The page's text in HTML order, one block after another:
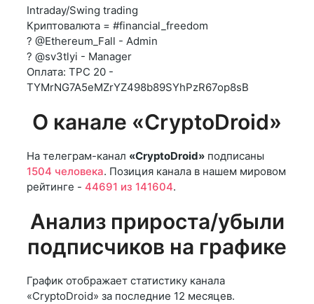
Intraday/Swing trading
Криптовалюта = #financial_freedom
? @Ethereum_Fall - Admin
? @sv3tlyi - Manager
Оплата: ТРС 20 -
TYMrNG7A5eMZrYZ498b89SYhPzR67op8sB
О канале «CryptoDroid»
На телеграм-канал «CryptoDroid» подписаны
1504 человека. Позиция канала в нашем мировом
рейтинге - 44691 из 141604.
Анализ прироста/убыли
подписчиков на графике
График отображает статистику канала
«CryptoDroid» за последние 12 месяцев.